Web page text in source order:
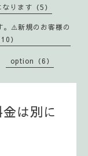
ります（5）
⚠️新規のお客様の
）
option（6）
は別に